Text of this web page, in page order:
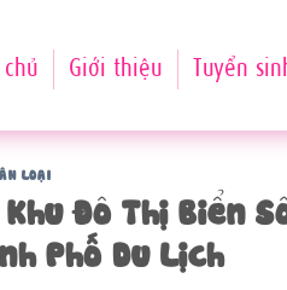
Giới thiệu Tuyển
LOẠI
Đô Thị Biển
Phố Du Lịch